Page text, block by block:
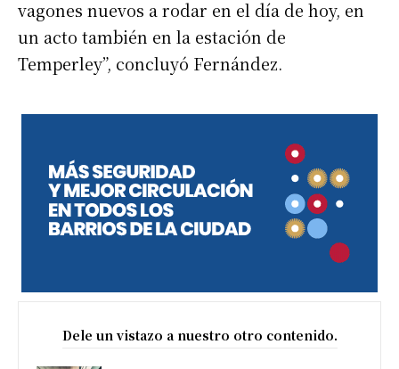
vagones nuevos a rodar en el día de hoy, en
un acto también en la estación de
Temperley”, concluyó Fernández.
Dele un vistazo a nuestro otro contenido.